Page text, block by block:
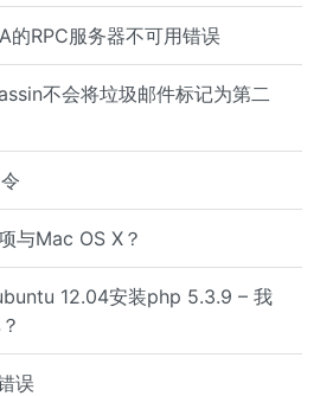
的RPC服务器不可用错误
不会将垃圾邮件标记为第二
与Mac OS X？
12.04安装php 5.3.9 – 我
误